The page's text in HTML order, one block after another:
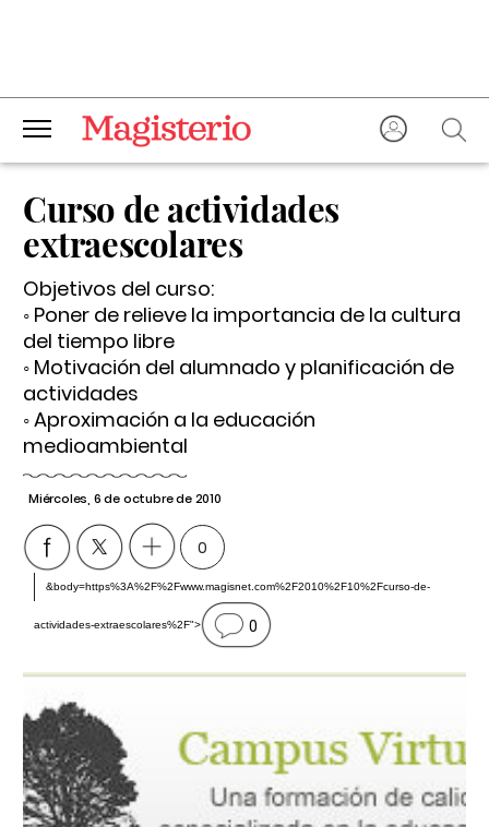
Curso de actividades
extraescolares
Objetivos del curso:
◦ Poner de relieve la importancia de la cultura
del tiempo libre
◦ Motivación del alumnado y planificación de
actividades
◦ Aproximación a la educación
medioambiental
Miércoles, 6 de octubre de 2010
0
&body=https%3A%2F%2Fwww.magisnet.com%2F2010%2F10%2Fcurso-de-
actividades-extraescolares%2F"> 0